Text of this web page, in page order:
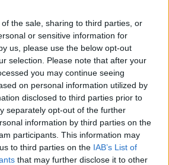
the sale, sharing to third parties, or
or sensitive information for
us, please use the below opt-out
selection. Please note that after your
you may continue seeing
on personal information utilized by
disclosed to third parties prior to
separately opt-out of the further
information by third parties on the
participants. This information may
to third parties on the IAB’s List of
that may further disclose it to other
roku odrzuca zaproszenie
obiad. Z kolei ludzie
pracownik Bob Cratchit,
drobiazgiem. Mają niewiele
każdą chwilę i możliwą
bogactwa często jest